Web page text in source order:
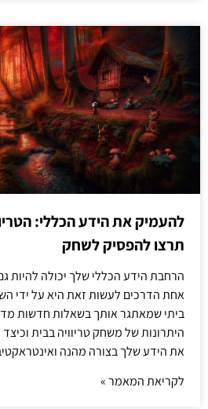
להעמיק את הידע הכללי:
תרצו להפסיק לשחק
הרחבת הידע הכללי שלך יכולה להיות
אחת הדרכים לעשות זאת היא על ידי
ביתי שמאתגר אותך בשאלות חדשות
היתרונות של משחק טריוויה בבית
את הידע שלך בצורה מהנה
לקריאת המאמר »